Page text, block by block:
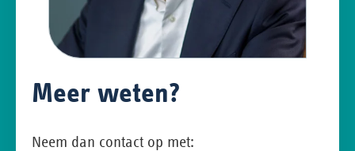
Meer weten?
Neem dan contact op met: